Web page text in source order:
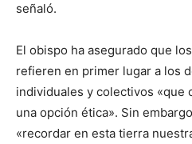
señaló.
El obispo ha asegurado que
refieren en primer lugar a los
individuales y colectivos «que
una opción ética». Sin
«recordar en esta tierra